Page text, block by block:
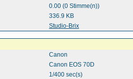
0.00 (0 Stimme(n))
336.9 KB
Studio-Brix
Canon
Canon EOS 70D
1/400 sec(s)